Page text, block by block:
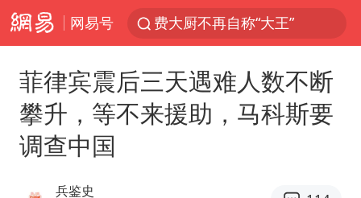
网易号
费大厨不再自称“大王”
众星发文悼念秦焰
“还不如不放假”
菲律宾震后三天遇难人数不断
攀升，等不来援助，马科斯要
调查中国
兵鉴史